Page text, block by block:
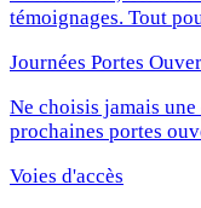
témoignages. Tout
Journées Portes
Ne choisis jamais
prochaines portes
Voies d'accès